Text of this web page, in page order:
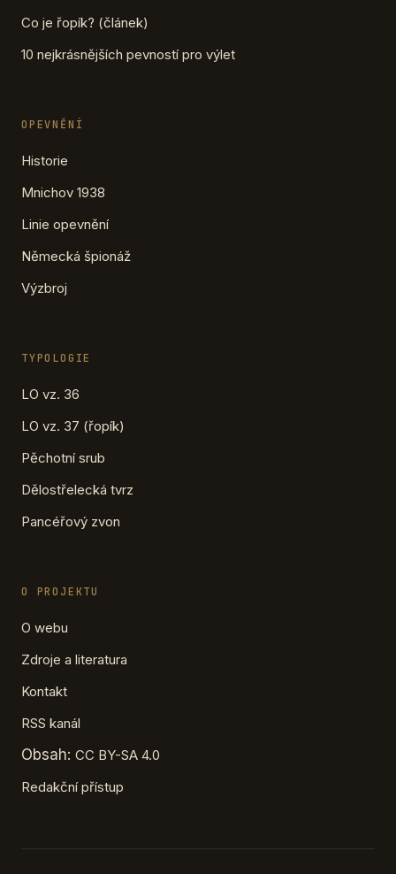
Co je řopík? (článek)
10 nejkrásnějších pevností pro výlet
OPEVNĚNÍ
Historie
Mnichov 1938
Linie opevnění
Německá špionáž
Výzbroj
TYPOLOGIE
LO vz. 36
LO vz. 37 (řopík)
Pěchotní srub
Dělostřelecká tvrz
Pancéřový zvon
O PROJEKTU
O webu
Zdroje a literatura
Kontakt
RSS kanál
Obsah: CC BY-SA 4.0
Redakční přístup